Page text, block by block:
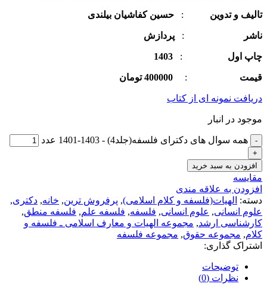
تالیف و تدوین : حسين کفاشیان بیلندی
ناشر : پردازش
چاپ اول :
1403
قیمت : 400000 تومان
دریافت نمونه ای از کتاب
موجود در انبار
همه سوال های دکترای فلسفه(جلد4) - 1403-1401 عدد
افزودن به سبد خرید
مقايسه
افزودن به علاقه مندی
دسته: الهیات(فلسفه و کلام اسلامی), پرفروش ترین, خانه, دکتری,
علوم انسانی, علوم انسانی, فلسفه, فلسفه علم, فلسفه منطق,
کارشناسی ارشد, مجموعه الهیات و معارف اسلامی ـ فلسفه و
کلام, مجموعه حقوق, مجموعه فلسفه
اشتراک گذاری:
توضیحات
نظرات (0)